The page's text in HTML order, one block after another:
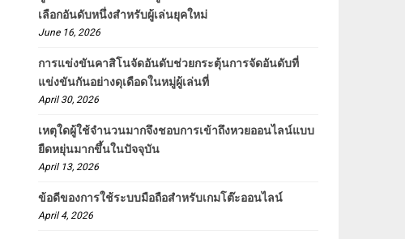
เลือกอันดับหนึ่งสำหรับผู้เล่นยุคใหม่
June 16, 2026
การแข่งขันคาสิโนจัดอันดับช่วยกระตุ้นการจัดอันดับที่
แข่งขันกันอย่างดุเดือดในหมู่ผู้เล่นที่
April 30, 2026
เหตุใดผู้ใช้จำนวนมากจึงชอบการเข้าถึงหวยออนไลน์แบบ
ยืดหยุ่นมากขึ้นในปัจจุบัน
April 13, 2026
ข้อดีของการใช้ระบบมือถือสำหรับเกมโต๊ะออนไลน์
April 4, 2026